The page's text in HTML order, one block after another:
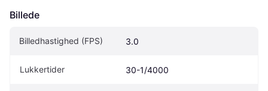
Billede
Billedhastighed (FPS) 3.0
Lukkertider 30-1/4000